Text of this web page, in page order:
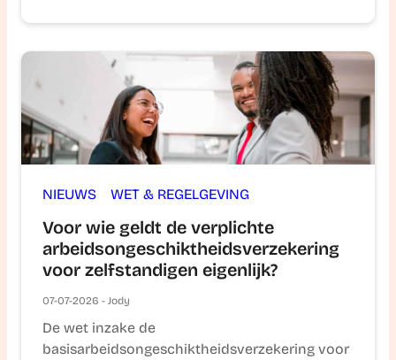
NIEUWS WET & REGELGEVING
Voor wie geldt de verplichte
arbeidsongeschiktheidsverzekering
voor zelfstandigen eigenlijk?
07-07-2026 - Jody
De wet inzake de
basisarbeidsongeschiktheidsverzekering voor